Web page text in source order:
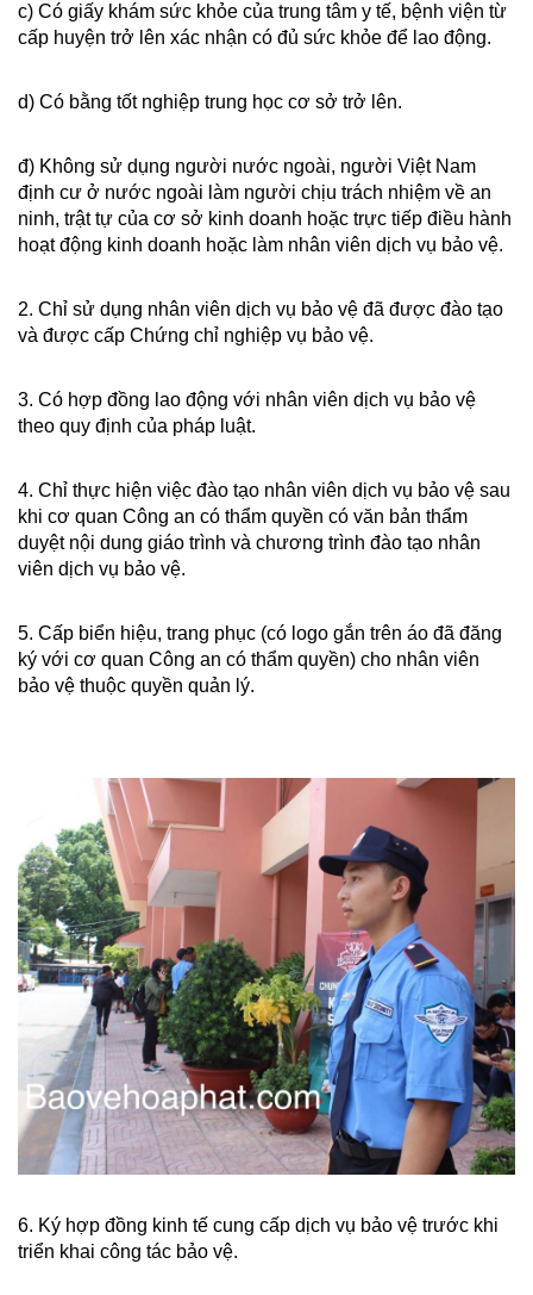
c) Có giấy khám sức khỏe của trung tâm y tế, bệnh viện từ
cấp huyện trở lên xác nhận có đủ sức khỏe để lao động.
d) Có bằng tốt nghiệp trung học cơ sở trở lên.
đ) Không sử dụng người nước ngoài, người Việt Nam
định cư ở nước ngoài làm người chịu trách nhiệm về an
ninh, trật tự của cơ sở kinh doanh hoặc trực tiếp điều hành
hoạt động kinh doanh hoặc làm nhân viên dịch vụ bảo vệ.
2. Chỉ sử dụng nhân viên dịch vụ bảo vệ đã được đào tạo
và được cấp Chứng chỉ nghiệp vụ bảo vệ.
3. Có hợp đồng lao động với nhân viên dịch vụ bảo vệ
theo quy định của pháp luật.
4. Chỉ thực hiện việc đào tạo nhân viên dịch vụ bảo vệ sau
khi cơ quan Công an có thẩm quyền có văn bản thẩm
duyệt nội dung giáo trình và chương trình đào tạo nhân
viên dịch vụ bảo vệ.
5. Cấp biển hiệu, trang phục (có logo gắn trên áo đã đăng
ký với cơ quan Công an có thẩm quyền) cho nhân viên
bảo vệ thuộc quyền quản lý.
6. Ký hợp đồng kinh tế cung cấp dịch vụ bảo vệ trước khi
triển khai công tác bảo vệ.